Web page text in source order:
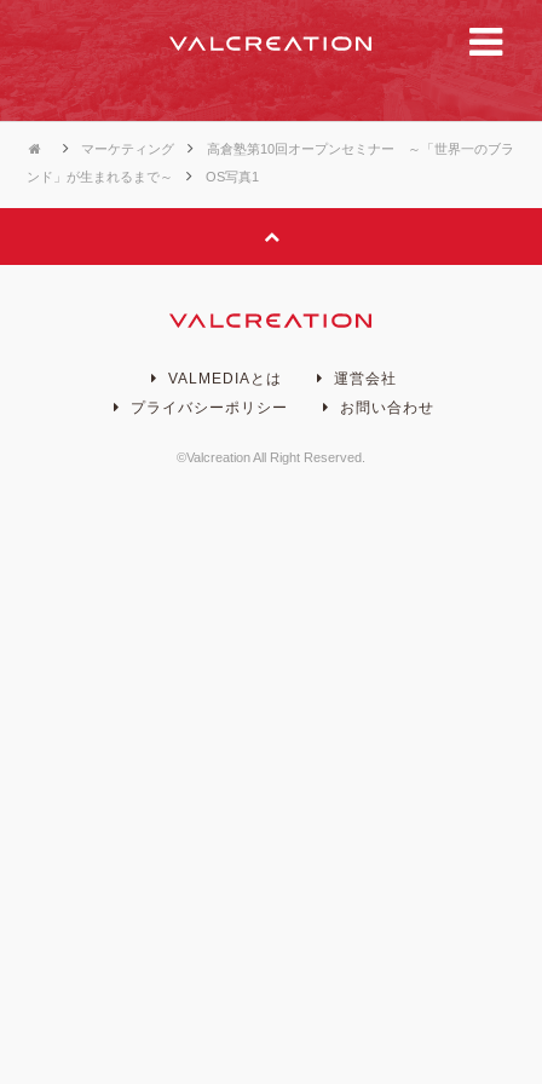
マーケティング
高倉塾第10回オープンセミナー ～「世界一のブラ
ンド」が生まれるまで～
OS写真1
VALMEDIAとは
運営会社
プライバシーポリシー
お問い合わせ
©Valcreation All Right Reserved.